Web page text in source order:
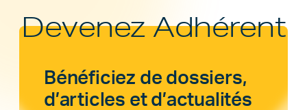
Devenez Adhérent
Bénéficiez de dossiers,
d’articles et d’actualités